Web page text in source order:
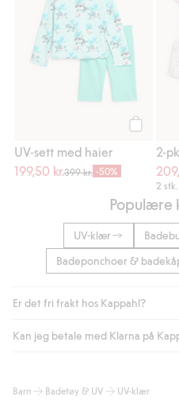
UV-sett med haier
199,50 kr.399 kr. -50%
2
Populære
UV-klær
Badeponchoer &
Er det fri frakt hos Kappahl?
Som medlem i Kappahl Club
automatisk etter at du har
Kan jeg betale med Klarna på
og andre betalingsmåter.
Barn Badetøy & UV UV-klær